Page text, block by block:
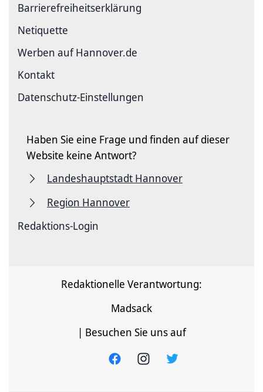
Barriere­freiheits­erklärung
Netiquette
Werben auf Hannover.de
Kontakt
Datenschutz-Einstellungen
Haben Sie eine Frage und finden auf dieser
Website keine Antwort?
Landeshauptstadt Hannover
Region Hannover
Redaktions-Login
Redaktionelle Verantwortung:
Madsack
| Besuchen Sie uns auf